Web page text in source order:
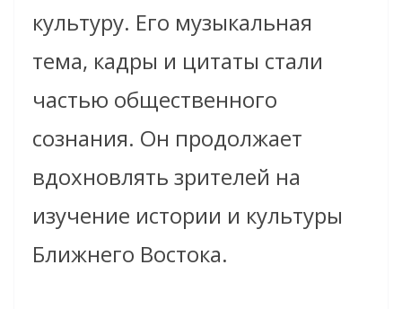
культуру. Его музыкальная
тема, кадры и цитаты стали
частью общественного
сознания. Он продолжает
вдохновлять зрителей на
изучение истории и культуры
Ближнего Востока.